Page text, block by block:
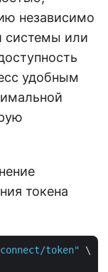
независимо
системы или
удобным
токена
token"
\